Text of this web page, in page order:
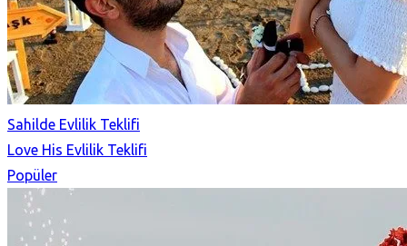
Sahilde Evlilik Teklifi
Love His Evlilik Teklifi
Popüler